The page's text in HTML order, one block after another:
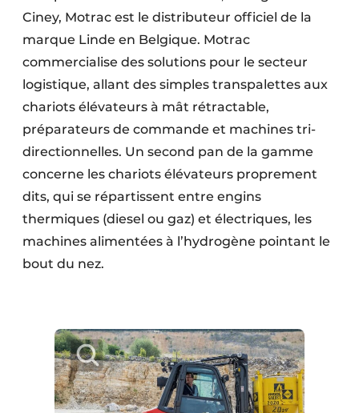
Infrastructures souterraines et égouttage
Protection solaire
Rénovation
Sécurité incendie
Software
Techniques ferroviaires
Travaux ferroviaires
Ciney, Motrac est le distributeur officiel de la
marque Linde en Belgique. Motrac
commercialise des solutions pour le secteur
logistique, allant des simples transpalettes aux
chariots élévateurs à mât rétractable,
préparateurs de commande et machines tri-
directionnelles. Un second pan de la gamme
concerne les chariots élévateurs proprement
dits, qui se répartissent entre engins
thermiques (diesel ou gaz) et électriques, les
machines alimentées à l’hydrogène pointant le
bout du nez.